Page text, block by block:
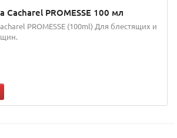
Cacharel PROMESSE 100 мл
PROMESSE (100ml) Для блестящих и